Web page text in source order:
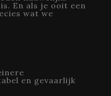
En als je ooit een
wat we
en gevaarlijk